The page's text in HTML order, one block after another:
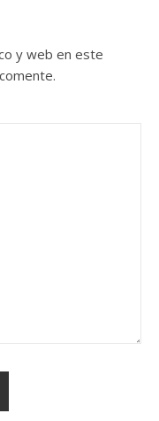
y web en este